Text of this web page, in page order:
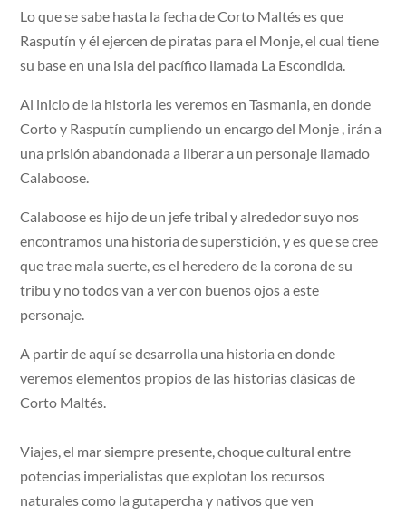
Lo que se sabe hasta la fecha de Corto Maltés es que
Rasputín y él ejercen de piratas para el Monje, el cual tiene
su base en una isla del pacífico llamada La Escondida.
Al inicio de la historia les veremos en Tasmania, en donde
Corto y Rasputín cumpliendo un encargo del Monje , irán a
una prisión abandonada a liberar a un personaje llamado
Calaboose.
Calaboose es hijo de un jefe tribal y alrededor suyo nos
encontramos una historia de superstición, y es que se cree
que trae mala suerte, es el heredero de la corona de su
tribu y no todos van a ver con buenos ojos a este
personaje.
A partir de aquí se desarrolla una historia en donde
veremos elementos propios de las historias clásicas de
Corto Maltés.
Viajes, el mar siempre presente, choque cultural entre
potencias imperialistas que explotan los recursos
naturales como la gutapercha y nativos que ven